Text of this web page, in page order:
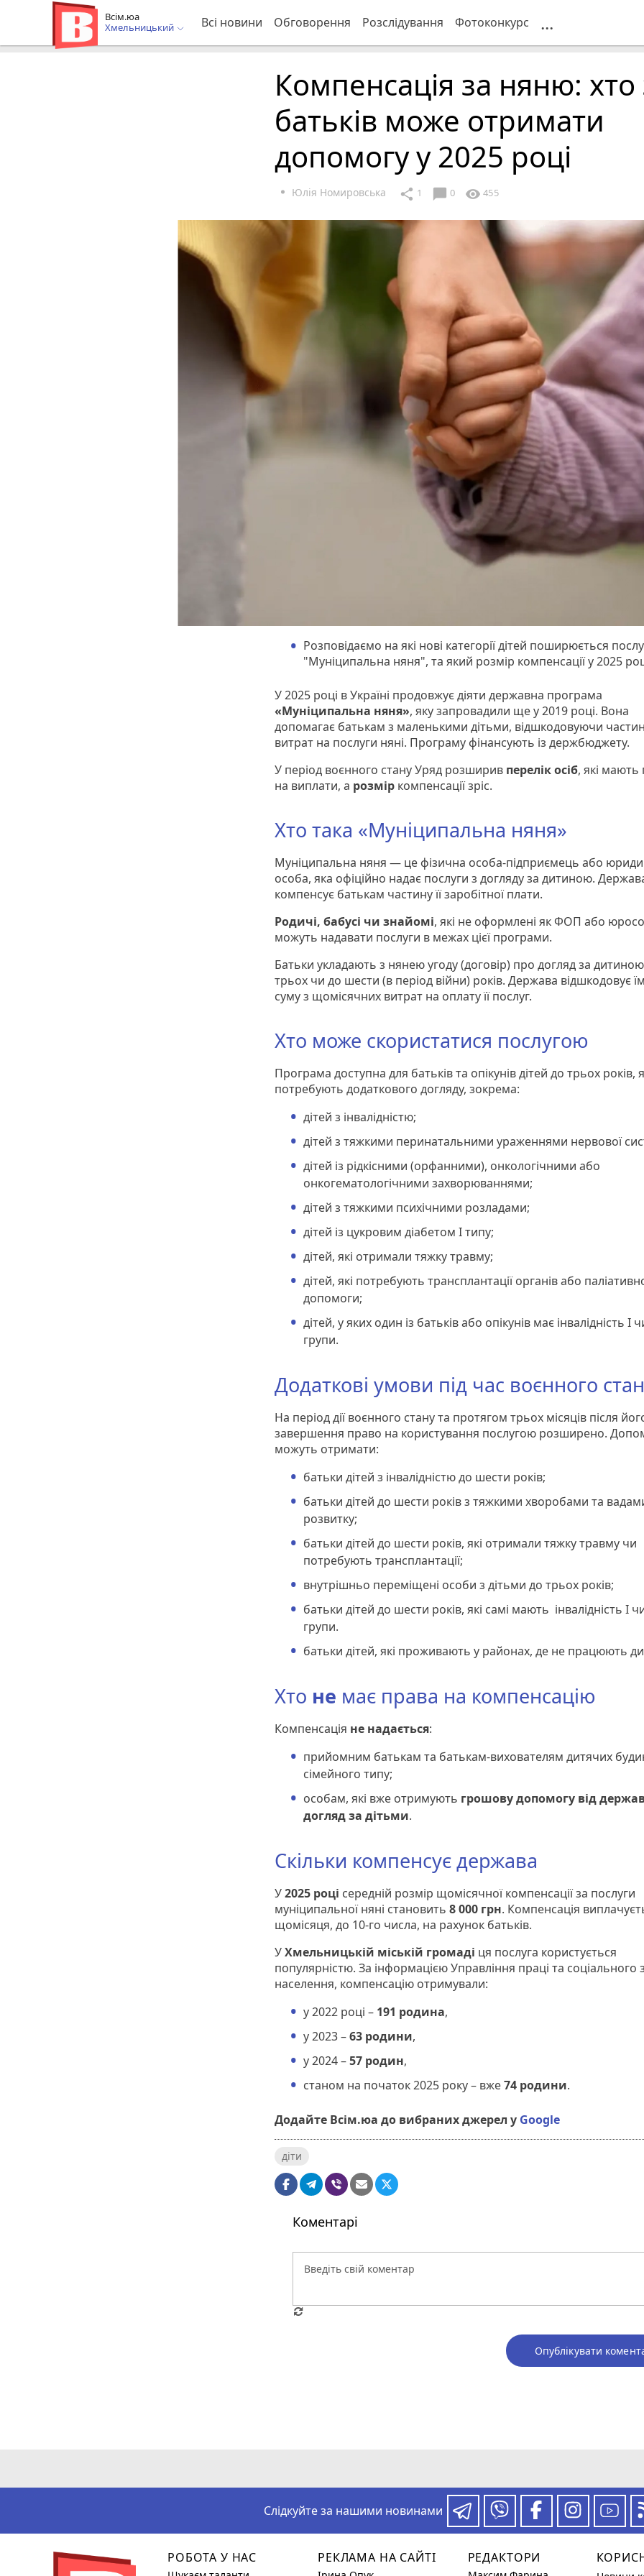
Всім.юа
Хмельницький
Всі новини Обговорення Розслідування Фотоконкурс ...
Компенсація за няню: хто
батьків може отримати
допомогу у 2025 році
Юлія Номировська share 1 chat_bubble 0 visibility 455
Розповідаємо на які нові категорії дітей поширюється
"Муніципальна няня", та який розмір компенсації у 2025
У 2025 році в Україні продовжує діяти державна програма
«Муніципальна няня», яку запровадили ще у 2019 році. Вона
допомагає батькам з маленькими дітьми, відшкодовуючи
витрат на послуги няні. Програму фінансують із держбюджету.
У період воєнного стану Уряд розширив перелік осіб, які мають
на виплати, а розмір компенсації зріс.
Хто така «Муніципальна няня»
Муніципальна няня — це фізична особа-підприємець або
особа, яка офіційно надає послуги з догляду за дитиною.
компенсує батькам частину її заробітної плати.
Родичі, бабусі чи знайомі, які не оформлені як ФОП або
можуть надавати послуги в межах цієї програми.
Батьки укладають з нянею угоду (договір) про догляд за
трьох чи до шести (в період війни) років. Держава відшкодовує
суму з щомісячних витрат на оплату її послуг.
Хто може скористатися послугою
Програма доступна для батьків та опікунів дітей до трьох років,
потребують додаткового догляду, зокрема:
дітей з інвалідністю;
дітей з тяжкими перинатальними ураженнями нервової
дітей із рідкісними (орфанними), онкологічними або
онкогематологічними захворюваннями;
дітей з тяжкими психічними розладами;
дітей із цукровим діабетом I типу;
дітей, які отримали тяжку травму;
дітей, які потребують трансплантації органів або
допомоги;
дітей, у яких один із батьків або опікунів має інвалідність I
групи.
Додаткові умови під час воєнного
На період дії воєнного стану та протягом трьох місяців після
завершення право на користування послугою розширено.
можуть отримати:
батьки дітей з інвалідністю до шести років;
батьки дітей до шести років з тяжкими хворобами та
розвитку;
батьки дітей до шести років, які отримали тяжку травму чи
потребують трансплантації;
внутрішньо переміщені особи з дітьми до трьох років;
батьки дітей до шести років, які самі мають інвалідність I
групи.
батьки дітей, які проживають у районах, де не працюють
Хто не має права на компенсацію
Компенсація не надається:
прийомним батькам та батькам-вихователям дитячих
сімейного типу;
особам, які вже отримують грошову допомогу від
догляд за дітьми.
Скільки компенсує держава
У2025 році середній розмір щомісячної компенсації за послуги
муніципальної няні становить 8 000 грн. Компенсація
щомісяця, до 10-го числа, на рахунок батьків.
УХмельницькій міській громаді ця послуга користується
популярністю. За інформацією Управління праці та соціального
населення, компенсацію отримували:
у 2022 році – 191 родина,
у 2023 –63 родини,
у 2024 –57 родин,
станом на початок 2025 року – вже74 родини.
Додайте Всім.юа до вибраних джерел у Google
діти
Коментарі
Опублікувати
Слідкуйте за нашими новинами
РОБОТА У НАС РЕКЛАМА НА САЙТІ РЕДАКТОРИ